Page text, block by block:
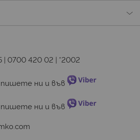
| 0700 420 02 | *2002
ни и във
ни и във